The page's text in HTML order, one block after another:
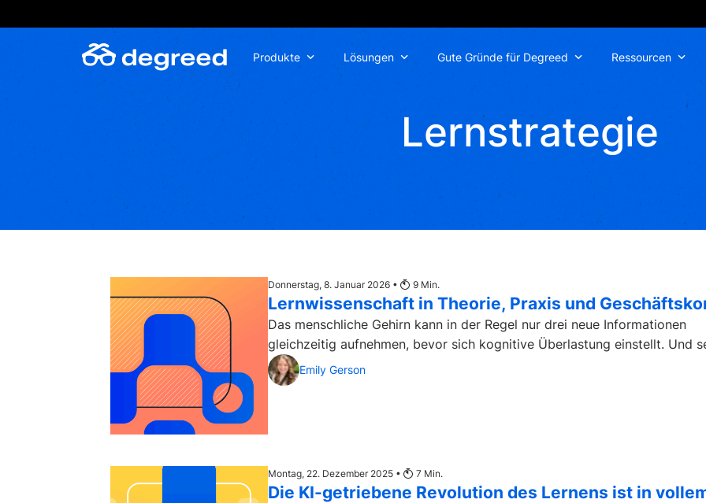
Inhalt
Produkte Lösungen Gute Gründe für Degreed Ressourcen
Lernstrategie
Donnerstag, 8. Januar 2026 • 9 Min.
Lernwissenschaft in Theorie, Praxis und
Das menschliche Gehirn kann in der Regel nur drei neue Informationen
gleichzeitig aufnehmen, bevor sich kognitive Überlastung einstellt. Und
Emily Gerson
Montag, 22. Dezember 2025 • 7 Min.
Die KI-getriebene Revolution des Lernens ist in